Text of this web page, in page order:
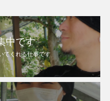
中です
てくれる仕事です